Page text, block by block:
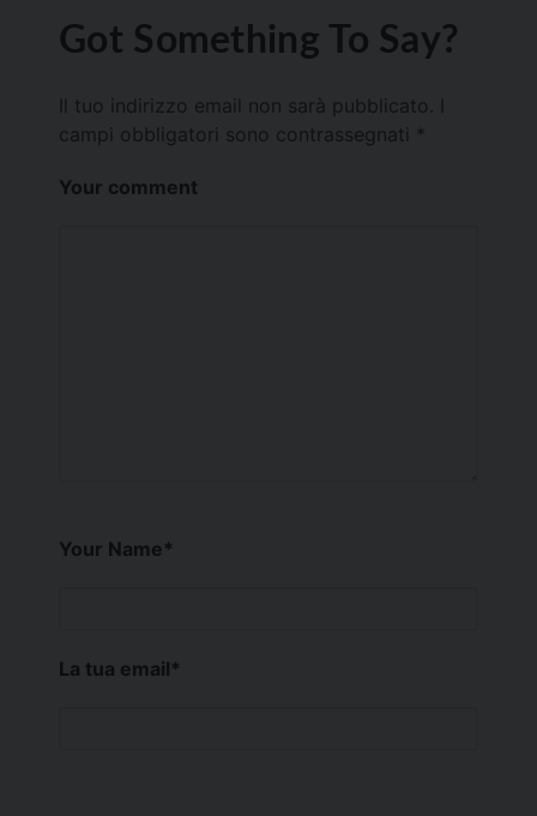
Got Something To Say?
Il tuo indirizzo email non sarà pubblicato.
campi obbligatori sono contrassegnati *
Your comment
Your Name*
La tua email*